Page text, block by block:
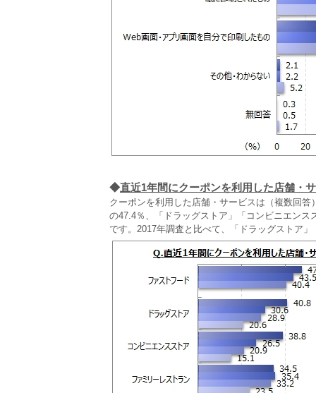
◆直近1年間にクーポンを利用した店舗・
クーポンを利用した店舗・サービスは（複数回
の47.4％、「ドラッグストア」「コンビニエン
です。2017年調査と比べて、「ドラッグストア